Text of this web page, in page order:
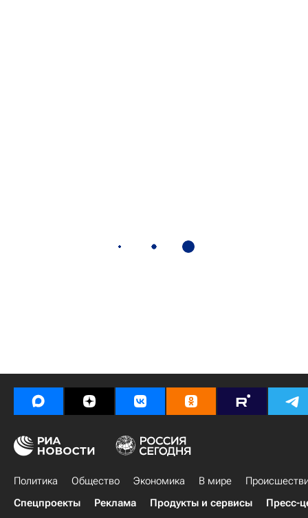
Политика Общество Экономика В мире
Спецпроекты
Реклама Продукты и сервисы Пресс-